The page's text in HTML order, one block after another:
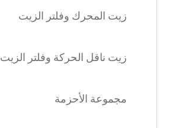
زيت المحرك وفلتر الزيت
زيت ناقل الحركة وفلتر الزيت
مجموعة الأحزمة